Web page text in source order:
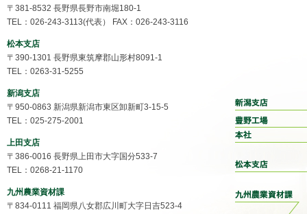
〒381-8532 長野県長野市南堀180-1
TEL：026-243-3113(代表） FAX：026-243-3116
松本支店
〒390-1301 長野県東筑摩郡山形村8091-1
TEL：0263-31-5255
新潟支店
〒950-0863 新潟県新潟市東区卸新町3-15-5
TEL：025-275-2001
上田支店
〒386-0016 長野県上田市大字国分533-7
TEL：0268-21-1170
九州農業資材課
〒834-0111 福岡県八女郡広川町大字日吉523-4